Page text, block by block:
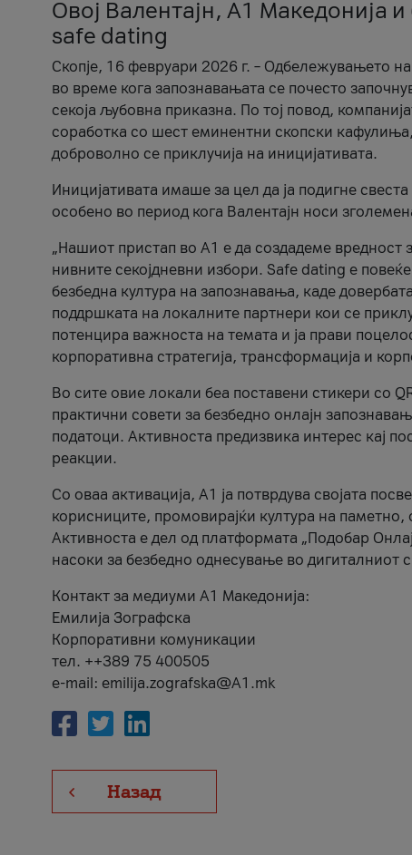
Овој Валентајн, A1 Македонија
safe dating
Скопје, 16 февруари 2026 г. – Одбележувањето
во време кога запознавањата се почесто
секоја љубовна приказна. По тој повод,
соработка со шест еминентни скопски
доброволно се приклучија на иницијативата.
Иницијативата имаше за цел да ја подигне
особено во период кога Валентајн носи
„Нашиот пристап во А1 е да создадеме вредност
нивните секојдневни избори. Safe dating е
безбедна култура на запознавања, каде
поддршката на локалните партнери кои се
потенцира важноста на темата и ја прави
корпоративна стратегија, трансформација и
Во сите овие локали беа поставени стикери со
практични совети за безбедно онлајн
податоци. Активноста предизвика интерес кај
реакции.
Со оваа активација, А1 ја потврдува својата
корисниците, промовирајќи култура на
Активноста е дел од платформата „Подобар
насоки за безбедно однесување во дигиталниот
Контакт за медиуми А1 Македонија:
Емилија Зографска
Корпоративни комуникации
тел. ++389 75 400505
e-mail: emilija.zografska@A1.mk
Назад